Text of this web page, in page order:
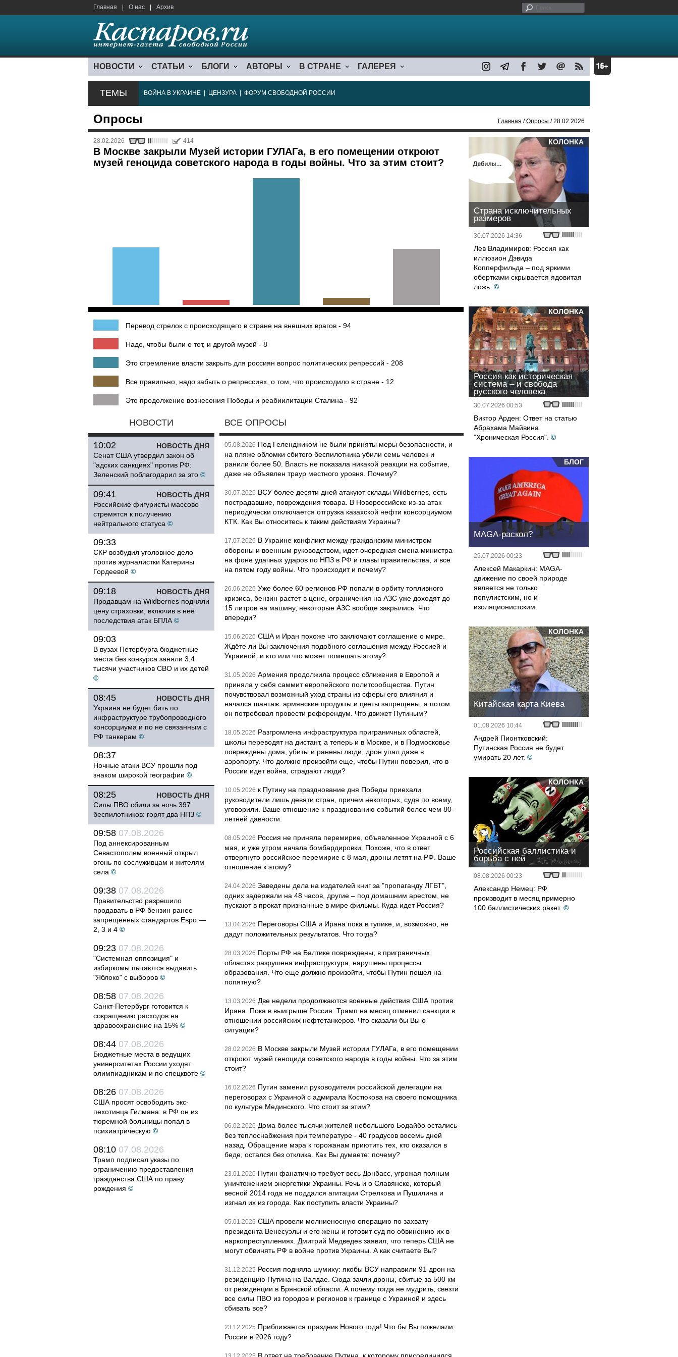
Главная О нас Архив
НОВОСТИ СТАТЬИ БЛОГИ АВТОРЫ В СТРАНЕ ГАЛЕРЕЯ
ТЕМЫ ВОЙНА В УКРАИНЕ ЦЕНЗУРА ФОРУМ СВОБОДНОЙ РОССИИ
Опросы Главная /Опросы / 28.02.2026
28.02.2026 414
В Москве закрыли Музей истории ГУЛАГа, в его помещении откроют
музей геноцида советского народа в годы войны. Что за этим стоит?
Перевод стрелок с происходящего в стране на внешних врагов - 94
Надо, чтобы были о тот, и другой музей - 8
Это стремление власти закрыть для россиян вопрос политических репрессий - 208
Все правильно, надо забыть о репрессиях, о том, что происходило в стране - 12
Это продолжение вознесения Победы и реабиилитации Сталина - 92
НОВОСТИ
НОВОСТЬ ДНЯ
10:02
Сенат США утвердил закон об
"адских санкциях" против РФ:
Зеленский поблагодарил за это ©
НОВОСТЬ ДНЯ
09:41
Российские фигуристы массово
стремятся к получению
нейтрального статуса ©
09:33
СКР возбудил уголовное дело
против журналистки Катерины
Гордеевой ©
НОВОСТЬ ДНЯ
09:18
Продавцам на Wildberries подняли
цену страховки, включив в неё
последствия атак БПЛА ©
09:03
В вузах Петербурга бюджетные
места без конкурса заняли 3,4
тысячи участников СВО и их детей
©
НОВОСТЬ ДНЯ
08:45
Украина не будет бить по
инфраструктуре трубопроводного
консорциума и по не связанным с
РФ танкерам ©
08:37
Ночные атаки ВСУ прошли под
знаком широкой географии ©
НОВОСТЬ ДНЯ
08:25
Силы ПВО сбили за ночь 397
беспилотников: горят два НПЗ ©
09:58 07.08.2026
Под аннексированным
Севастополем военный открыл
огонь по сослуживцам и жителям
села ©
09:38 07.08.2026
Правительство разрешило
продавать в РФ бензин ранее
запрещенных стандартов Евро —
2, 3 и 4 ©
09:23 07.08.2026
"Системная оппозиция" и
избиркомы пытаются выдавить
"Яблоко" с выборов ©
08:58 07.08.2026
Санкт-Петербург готовится к
сокращению расходов на
здравоохранение на 15% ©
08:44 07.08.2026
Бюджетные места в ведущих
университетах России уходят
олимпиадникам и по спецквоте ©
08:26 07.08.2026
США просят освободить экс-
пехотинца Гилмана: в РФ он из
тюремной больницы попал в
психиатрическую ©
08:10 07.08.2026
Трамп подписал указы по
ограничению предоставления
гражданства США по праву
рождения ©
ВСЕ ОПРОСЫ
05.08.2026 Под Геленджиком не были приняты меры безопасности, и
на пляже обломки сбитого беспилотника убили семь человек и
ранили более 50. Власть не показала никакой реакции на событие,
даже не объявлен траур местного уровня. Почему?
30.07.2026 ВСУ более десяти дней атакуют склады Wildberries, есть
пострадавшие, повреждения товара. В Новороссийске из-за атак
периодически отключается отгрузка казахской нефти консорциумом
КТК. Как Вы относитесь к таким действиям Украины?
17.07.2026 В Украине конфликт между гражданским министром
обороны и военным руководством, идет очередная смена министра
на фоне удачных ударов по НПЗ в РФ и главы правительства, и все
на пятом году войны. Что происходит и почему?
26.06.2026 Уже более 60 регионов РФ попали в орбиту топливного
кризиса, бензин растет в цене, ограничения на АЗС уже доходят до
15 литров на машину, некоторые АЗС вообще закрылись. Что
впереди?
15.06.2026 США и Иран похоже что заключают соглашение о мире.
Ждёте ли Вы заключения подобного соглашения между Россией и
Украиной, и кто или что может помешать этому?
31.05.2026 Армения продолжила процесс сближения в Европой и
приняла у себя саммит европейского политсообщества. Путин
почувствовал возможный уход страны из сферы его влияния и
начался шантаж: армянские продукты и цветы запрещены, а потом
он потребовал провести референдум. Что движет Путиным?
18.05.2026 Разгромлена инфраструктура приграничных областей,
школы переводят на дистант, а теперь и в Москве, и в Подмосковье
повреждены дома, убиты и ранены люди, дрон упал даже в
аэропорту. Что должно произойти еще, чтобы Путин поверил, что в
России идет война, страдают люди?
10.05.2026 к Путину на празднование дня Победы приехали
руководители лишь девяти стран, причем некоторых, судя по всему,
уговорили. Ваше отношение к празднованию событий более чем 80-
летней давности.
08.05.2026 Россия не приняла перемирие, объявленное Украиной с 6
мая, и уже утром начала бомбардировки. Похоже, что в ответ
отвергнуто российское перемирие с 8 мая, дроны летят на РФ. Ваше
отношение к этому?
24.04.2026 Заведены дела на издателей книг за "пропаганду ЛГБТ",
одних задержали на 48 часов, другие – под домашним арестом, не
пускают в прокат признанные в мире фильмы. Куда идет Россия?
13.04.2026 Переговоры США и Ирана пока в тупике, и, возможно, не
дадут положительных результатов. Что тогда?
28.03.2026 Порты РФ на Балтике повреждены, в приграничных
областях разрушена инфраструктура, нарушены процессы
образования. Что еще должно произойти, чтобы Путин пошел на
попятную?
13.03.2026 Две недели продолжаются военные действия США против
Ирана. Пока в выигрыше Россия: Трамп на месяц отменил санкции в
отношении российских нефтетанкеров. Что сказали бы Вы о
ситуации?
28.02.2026 В Москве закрыли Музей истории ГУЛАГа, в его помещении
откроют музей геноцида советского народа в годы войны. Что за этим
стоит?
16.02.2026 Путин заменил руководителя российской делегации на
переговорах с Украиной с адмирала Костюкова на своего помощника
по культуре Мединского. Что стоит за этим?
06.02.2026 Дома более тысячи жителей небольшого Бодайбо остались
без теплоснабжения при температуре - 40 градусов восемь дней
назад. Обращение мэра к горожанам приютить тех, кто оказался в
беде, остался без отклика. Как Вы думаете: почему?
23.01.2026 Путин фанатично требует весь Донбасс, угрожая полным
уничтожением энергетики Украины. Речь и о Славянске, который
весной 2014 года не поддался агитации Стрелкова и Пушилина и
изгнал их из города. Как поступить власти Украины?
05.01.2026 США провели молниеносную операцию по захвату
президента Венесуэлы и его жены и готовит суд по обвинению их в
наркопреступлениях. Дмитрий Медведев заявил, что теперь США не
могут обвинять РФ в войне против Украины. А как считаете Вы?
31.12.2025 Россия подняла шумиху: якобы ВСУ направили 91 дрон на
резиденцию Путина на Валдае. Сюда зачли дроны, сбитые за 500 км
от резиденции в Брянской области. А почему тогда не мудрить, свезти
все силы ПВО из городов и регионов к границе с Украиной и здесь
сбивать все?
23.12.2025 Приближается праздник Нового года! Что бы Вы пожелали
России в 2026 году?
КОЛОНКА
Страна исключительных
размеров
30.07.2026 14:36
Лев Владимиров: Россия как
иллюзион Дэвида
Копперфильда – под яркими
обертками скрывается ядовитая
ложь. ©
КОЛОНКА
Россия как историческая
система – и свобода
русского человека
30.07.2026 00:53
Виктор Арден: Ответ на статью
Абрахама Майвина
"Хроническая Россия". ©
БЛОГ
MAGA-раскол?
29.07.2026 00:23
Алексей Макаркин: MAGA-
движение по своей природе
является не только
популистским, но и
изоляционистским.
КОЛОНКА
Китайская карта Киева
01.08.2026 10:44
Андрей Пионтковский:
Путинская Россия не будет
умирать 20 лет. ©
КОЛОНКА
Российская баллистика и
борьба с ней
08.08.2026 00:23
Александр Немец: РФ
производит в месяц примерно
100 баллистических ракет. ©